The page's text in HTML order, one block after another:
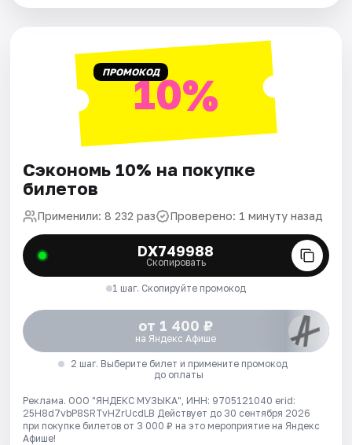
ПРОМОКОД10%
Сэкономь 10% на покупке
билетов
Применили: 8 232 раз Проверено: 1 минуту назад
DX749988
Скопировать
1 шаг. Скопируйте промокод
от 1 400 ₽
на Яндекс Афише
2 шаг. Выберите билет и примените промокод
до оплаты
Реклама. ООО "ЯНДЕКС МУЗЫКА", ИНН: 9705121040 erid:
25H8d7vbP8SRTvHZrUcdLB Действует до 30 сентября 2026
при покупке билетов от 3 000 ₽ на это мероприятие на Яндекс
Афише!